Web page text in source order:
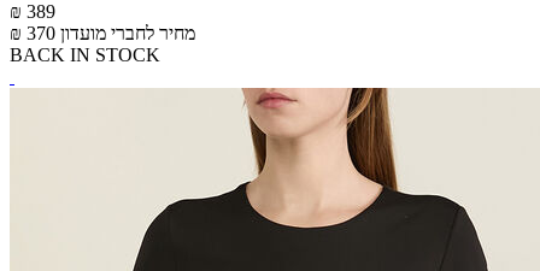
₪ 389
₪ 370 מחיר לחברי מועדון
BACK IN STOCK